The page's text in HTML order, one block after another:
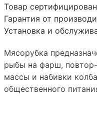
Товар сертифицирован
Гарантия от
Установка и
Мясорубка
рыбы на фарш, повтор-
массы и набивки
общественного